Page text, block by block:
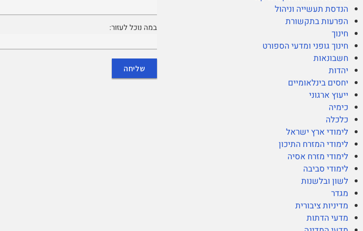
הנדסת תעשייה וניהול
הפרעות בתקשורת
חינוך
חינוך גופני ומדעי הספורט
חשבונאות
יהדות
יחסים בינלאומיים
ייעוץ ארגוני
כימיה
כלכלה
לימודי ארץ ישראל
לימודי המזרח התיכון
לימודי מזרח אסיה
לימודי סביבה
לשון ובלשנות
מגדר
מדיניות ציבורית
מדעי הדתות
במה נוכל לעזור: